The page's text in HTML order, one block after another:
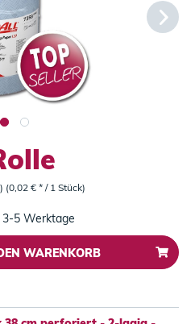
(0,02 € * / 1 Stück)
5 Werktage
WARENKORB